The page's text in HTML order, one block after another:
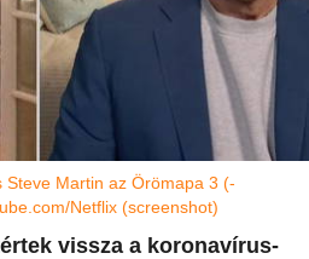
Steve Martin az Örömapa 3 (-
Netflix (screenshot)
vissza a koronavírus-